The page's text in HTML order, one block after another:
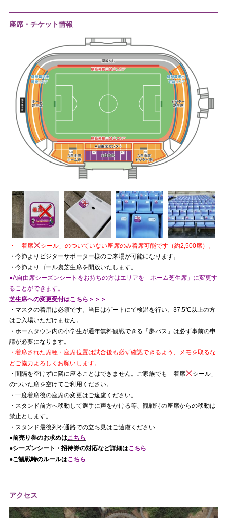
座席・チケット情報
・「着席
シール」のついていない座席のみ着席可能です（約2,500席）。
・今節よりビジターサポーター様のご来場が可能になります。
・今節よりゴール裏芝生席を開放いたします。
●A自由席シーズンシートをお持ちの方はエリアを「ホーム芝生席」に変更す
ることができます。
芝生席への変更受付はこちら＞＞＞
・マスクの着用は必須です。当日はゲートにて検温を行い、37.5℃以上の方
はご入場いただけません。
・ホームタウン内の小学生が通年無料観戦できる「夢パス」は必ず事前の申
請が必要になります。
・着席された席種・座席位置は試合後も必ず確認できるよう、メモを取るな
どご協力よろしくお願いします。
・間隔を空けずに隣に座ることはできません。ご家族でも「着席
シール」
のついた席を空けてご利用ください。
・一度着席後の座席の変更はご遠慮ください。
・スタンド前方へ移動して選手に声をかける等、観戦時の座席からの移動は
禁止とします。
・スタンド最後列や通路での立ち見はご遠慮ください
●前売り券のお求めはこちら
●シーズンシート・招待券の対応など詳細はこちら
●ご観戦時のルールはこちら
アクセス